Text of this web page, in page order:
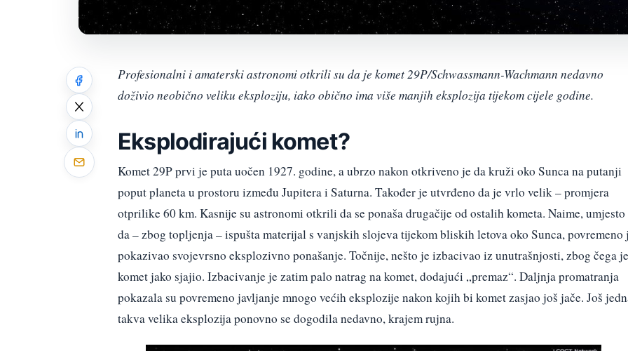
Profesionalni i amaterski astronomi otkrili su da je komet 29P/Schwassmann-Wachmann nedavno
doživio neobično veliku eksploziju, iako obično ima više manjih eksplozija tijekom cijele godine.
Eksplodirajući komet?
Komet 29P prvi je puta uočen 1927. godine, a ubrzo nakon otkriveno je da kruži oko Sunca na putanji
poput planeta u prostoru između Jupitera i Saturna. Također je utvrđeno da je vrlo velik – promjera
otprilike 60 km. Kasnije su astronomi otkrili da se ponaša drugačije od ostalih kometa. Naime, umjesto
da – zbog topljenja – ispušta materijal s vanjskih slojeva tijekom bliskih letova oko Sunca, povremeno
pokazivao svojevrsno eksplozivno ponašanje. Točnije, nešto je izbacivao iz unutrašnjosti, zbog čega je
komet jako sjajio. Izbacivanje je zatim palo natrag na komet, dodajući „premaz“. Daljnja promatranja
pokazala su povremeno javljanje mnogo većih eksplozije nakon kojih bi komet zasjao još jače. Još
takva velika eksplozija ponovno se dogodila nedavno, krajem rujna.